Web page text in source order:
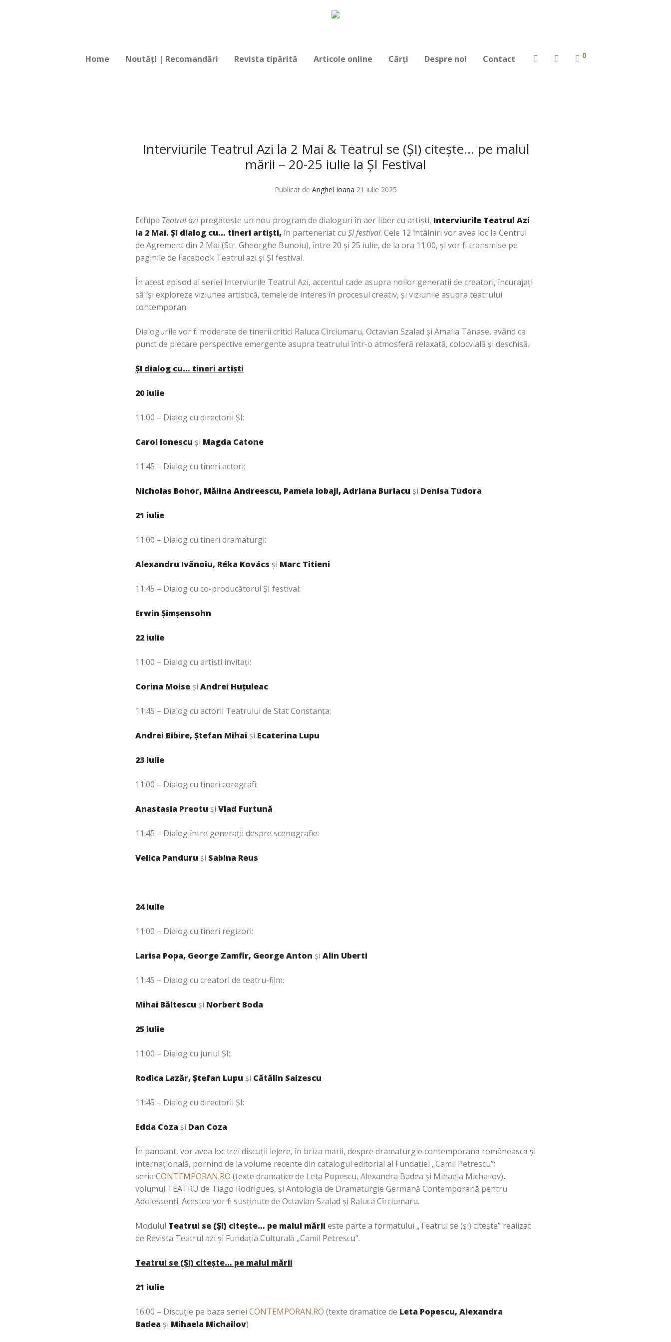
Home Noutăți | Recomandări Revista tipărită Articole online Cărți Despre noi Contact 0
Interviurile Teatrul Azi la 2 Mai & Teatrul se (ȘI) citește… pe malul
mării – 20-25 iulie la ȘI Festival
Publicat de Anghel Ioana 21 iulie 2025
Echipa Teatrul azi pregătește un nou program de dialoguri în aer liber cu artiști, Interviurile Teatrul Azi
la 2 Mai. ȘI dialog cu… tineri artiști, în parteneriat cu ȘI festival. Cele 12 întâlniri vor avea loc la Centrul
de Agrement din 2 Mai (Str. Gheorghe Bunoiu), între 20 și 25 iulie, de la ora 11:00, și vor fi transmise pe
paginile de Facebook Teatrul azi și ȘI festival.
În acest episod al seriei Interviurile Teatrul Azi, accentul cade asupra noilor generații de creatori, încurajați
să își exploreze viziunea artistică, temele de interes în procesul creativ, și viziunile asupra teatrului
contemporan.
Dialogurile vor fi moderate de tinerii critici Raluca Cîrciumaru, Octavian Szalad și Amalia Tănase, având ca
punct de plecare perspective emergente asupra teatrului într-o atmosferă relaxată, colocvială și deschisă.
ȘI dialog cu… tineri artiști
20 iulie
11:00 – Dialog cu directorii ȘI:
Carol Ionescu și Magda Catone
11:45 – Dialog cu tineri actori:
Nicholas Bohor, Mălina Andreescu, Pamela Iobaji, Adriana Burlacu și Denisa Tudora
21 iulie
11:00 – Dialog cu tineri dramaturgi:
Alexandru Ivănoiu, Réka Kovács și Marc Titieni
11:45 – Dialog cu co-producătorul ȘI festival:
Erwin Șimșensohn
22 iulie
11:00 – Dialog cu artiști invitați:
Corina Moiseși Andrei Huțuleac
11:45 – Dialog cu actorii Teatrului de Stat Constanța:
Andrei Bibire, Ștefan Mihaiși Ecaterina Lupu
23 iulie
11:00 – Dialog cu tineri coregrafi:
Anastasia Preotu și Vlad Furtună
11:45 – Dialog între generații despre scenografie:
Velica Panduru și Sabina Reus
24 iulie
11:00 – Dialog cu tineri regizori:
Larisa Popa, George Zamfir, George Anton și Alin Uberti
11:45 – Dialog cu creatori de teatru-film:
Mihai Băltescu și Norbert Boda
25 iulie
11:00 – Dialog cu juriul ȘI:
Rodica Lazăr, Ștefan Lupu și Cătălin Saizescu
11:45 – Dialog cu directorii ȘI:
Edda Cozași Dan Coza
În pandant, vor avea loc trei discuții lejere, în briza mării, despre dramaturgie contemporană românească și
internațională, pornind de la volume recente din catalogul editorial al Fundației „Camil Petrescu”:
seria CONTEMPORAN.RO (texte dramatice de Leta Popescu, Alexandra Badea și Mihaela Michailov),
volumul TEATRU de Tiago Rodrigues, și Antologia de Dramaturgie Germană Contemporană pentru
Adolescenți. Acestea vor fi susținute de Octavian Szalad și Raluca Cîrciumaru.
Modulul Teatrul se (ȘI) citește… pe malul măriieste parte a formatului „Teatrul se (și) citește” realizat
de Revista Teatrul azi și Fundația Culturală „Camil Petrescu”.
Teatrul se (ȘI) citește… pe malul mării
21 iulie
16:00 – Discuție pe baza seriei CONTEMPORAN.RO (texte dramatice de Leta Popescu, Alexandra
Badeași Mihaela Michailov)